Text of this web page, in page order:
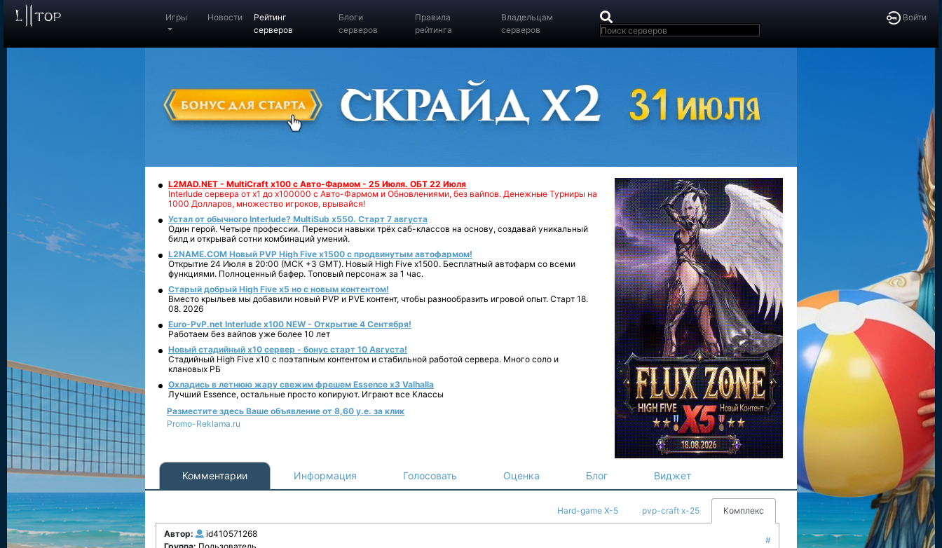
Войти
Игры Новости
Рейтинг
серверов
Блоги
серверов
Правила
рейтинга
Владельцам
серверов
L2MAD.NET - MultiCraft x100 с Авто-Фармом - 25 Июля. ОБТ 22 Июля
Interlude сервера от х1 до х100000 с Авто-Фармом и Обновлениями, без вайпов. Денежные Турниры на
1000 Долларов, множество игроков, врывайся!
Устал от обычного Interlude? MultiSub x550. Старт 7 августа
Один герой. Четыре профессии. Переноси навыки трёх саб-классов на основу, создавай уникальный
билд и открывай сотни комбинаций умений.
L2NAME.COM Новый PVP High Five x1500 с продвинутым автофармом!
Открытие 24 Июля в 20:00 (МСК +3 GMT). Новый High Five x1500. Бесплатный автофарм со всеми
функциями. Полноценный бафер. Топовый персонаж за 1 час.
Старый добрый High Five x5 но с новым контентом!
Вместо крыльев мы добавили новый PVP и PVE контент, чтобы разнообразить игровой опыт. Старт 18.
08. 2026
Euro-PvP.net Interlude х100 NEW - Открытие 4 Сентября!
Работаем без вайпов уже более 10 лет
Новый стадийный х10 сервер - бонус старт 10 Августа!
Стадийный High Five x10 с поэтапным контентом и стабильной работой сервера. Много соло и
клановых РБ
Охладись в летнюю жару свежим фрешем Essence x3 Valhalla
Лучший Essence, остальные просто копируют. Играют все Классы
Разместите здесь Ваше объявление от 8,60 у.е. за клик
Promo-Reklama.ru
Комментарии Информация Голосовать Оценка Блог Виджет
Hard-game X-5 pvp-craft x-25 Комплекс
Автор:
id410571268
#